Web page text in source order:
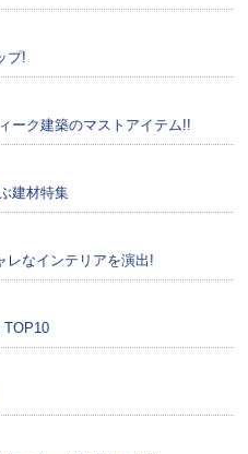
プ!
ーク建築のマストアイテム!!
建材特集
レなインテリアを演出!
TOP10